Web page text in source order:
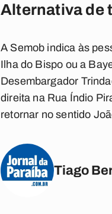
Alternativa de
A Semob indica às
Ilha do Bispo ou a
Desembargador
direita na Rua Índio
retornar no sentido
Tiago